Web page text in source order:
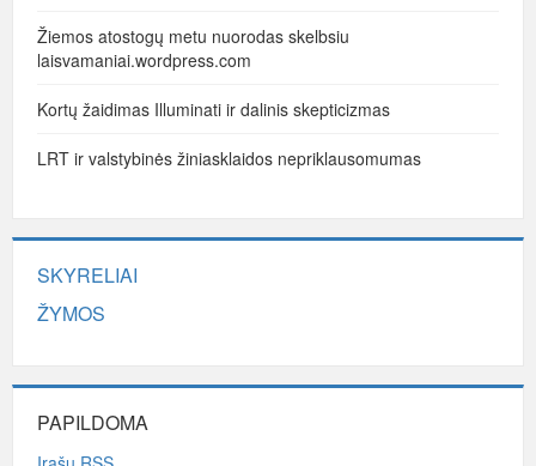
Žiemos atostogų metu nuorodas skelbsiu
laisvamaniai.wordpress.com
Kortų žaidimas Illuminati ir dalinis skepticizmas
LRT ir valstybinės žiniasklaidos nepriklausomumas
SKYRELIAI
ŽYMOS
PAPILDOMA